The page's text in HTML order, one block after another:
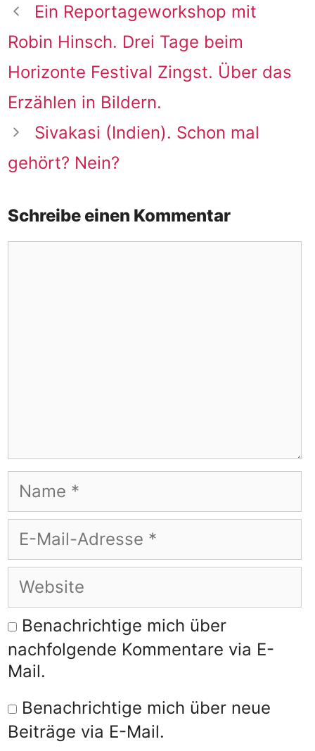
Ein Reportageworkshop mit
Robin Hinsch. Drei Tage beim
Horizonte Festival Zingst. Über das
Erzählen in Bildern.
Sivakasi (Indien). Schon mal
gehört? Nein?
Schreibe einen Kommentar
Name
E-
Mail-
Adresse
Website
Benachrichtige mich über
nachfolgende Kommentare via E-
Mail.
Benachrichtige mich über neue
Beiträge via E-Mail.